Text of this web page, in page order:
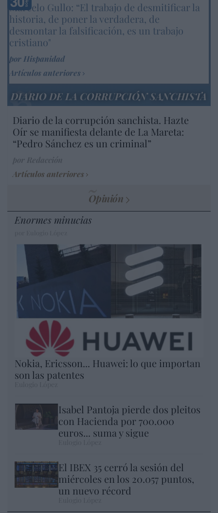
Marcelo Gullo: “El trabajo de desmitificar la
historia, de poner la verdadera, de
desmontar la falsificación, es un trabajo
cristiano"
por Hispanidad
Artículos anteriores
DIARIO DE LA CORRUPCIÓN SANCHISTA
Diario de la corrupción sanchista. Hazte
Oír se manifiesta delante de La Mareta:
“Pedro Sánchez es un criminal”
Artículos anteriores
Opinión
Enormes minucias
Nokia, Ericsson... Huawei: lo que importan
son las patentes
Isabel Pantoja pierde dos pleitos
con Hacienda por 700.000
euros... suma y sigue
El IBEX 35 cerró la sesión del
miércoles en los 20.057 puntos,
un nuevo récord